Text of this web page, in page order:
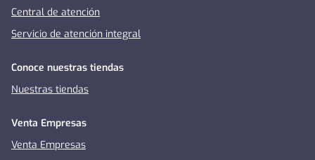
Central de atención
Servicio de atención integral
Conoce nuestras tiendas
Nuestras tiendas
Venta Empresas
Venta Empresas